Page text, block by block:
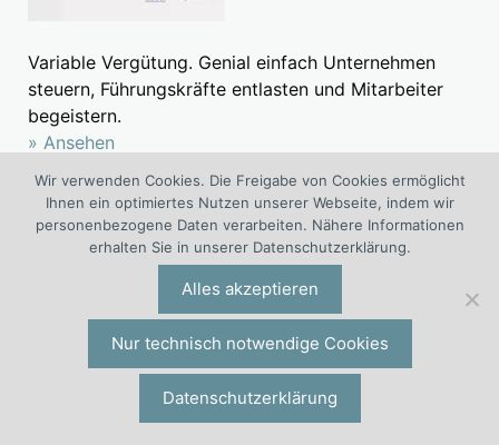
Variable Vergütung. Genial einfach Unternehmen
steuern, Führungskräfte entlasten und Mitarbeiter
begeistern.
» Ansehen
In Kontakt bleiben
Follow me on Academia.edu
Wir verwenden Cookies. Die Freigabe von Cookies ermöglicht
Ihnen ein optimiertes Nutzen unserer Webseite, indem wir
personenbezogene Daten verarbeiten. Nähere Informationen
erhalten Sie in unserer Datenschutzerklärung.
Alles akzeptieren
Nur technisch notwendige Cookies
Datenschutzerklärung